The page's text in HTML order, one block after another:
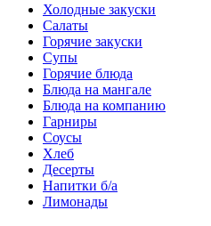
Холодные закуски
Салаты
Горячие закуски
Супы
Горячие блюда
Блюда на мангале
Блюда на компанию
Гарниры
Соусы
Хлеб
Десерты
Напитки б/а
Лимонады